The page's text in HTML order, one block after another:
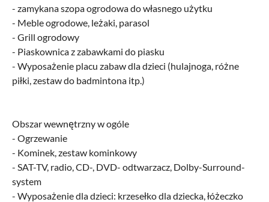
- zamykana szopa ogrodowa do własnego użytku
- Meble ogrodowe, leżaki, parasol
- Grill ogrodowy
- Piaskownica z zabawkami do piasku
- Wyposażenie placu zabaw dla dzieci (hulajnoga, różne
piłki, zestaw do badmintona itp.)
Obszar wewnętrzny w ogóle
- Ogrzewanie
- Kominek, zestaw kominkowy
- SAT-TV, radio, CD-, DVD- odtwarzacz, Dolby-Surround-
system
- Wyposażenie dla dzieci: krzesełko dla dziecka, łóżeczko